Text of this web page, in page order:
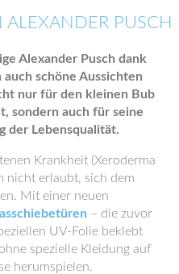
PUSCH
Alexander Pusch dank
schöne Aussichten
nur für den kleinen Bub
sondern auch für seine
der Lebensqualität.
Krankheit (Xeroderma
nicht erlaubt, sich dem
Mit einer neuen
– die zuvor
UV-Folie beklebt
spezielle Kleidung auf
herumspielen.